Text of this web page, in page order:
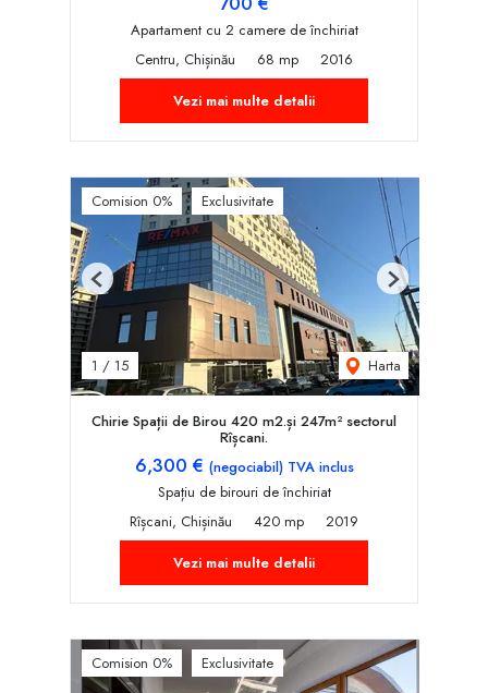
Apartament cu 2 camere de închiriat
Centru, Chișinău
68 mp
2016
Vezi mai multe detalii
Comision 0% Exclusivitate
1 / 15 Harta
Previous Next
Chirie Spații de Birou 420 m2.și 247m² sectorul
Rîșcani.
6,300 € (negociabil) TVA inclus
Spațiu de birouri de închiriat
Rîșcani, Chișinău
420 mp
2019
Vezi mai multe detalii
Comision 0% Exclusivitate